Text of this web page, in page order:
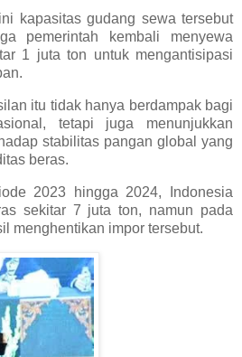
kapasitas gudang sewa tersebut
pemerintah kembali menyewa
1 juta ton untuk mengantisipasi
itu tidak hanya berdampak bagi
tetapi juga menunjukkan
stabilitas pangan global yang
beras.
2023 hingga 2024, Indonesia
sekitar 7 juta ton, namun pada
menghentikan impor tersebut.